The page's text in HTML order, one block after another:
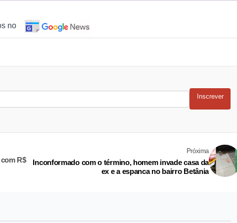
no
Inscrever
R$
Próxima
Inconformado com o término, homem invade casa da
ex e a espanca no bairro Betânia